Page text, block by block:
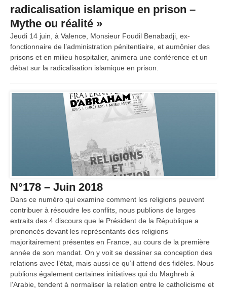
radicalisation islamique en prison –
Mythe ou réalité »
Jeudi 14 juin, à Valence, Monsieur Foudil Benabadji, ex-
fonctionnaire de l’administration pénitentiaire, et aumônier des
prisons et en milieu hospitalier, animera une conférence et un
débat sur la radicalisation islamique en prison.
N°178 – Juin 2018
Dans ce numéro qui examine comment les religions peuvent
contribuer à résoudre les conflits, nous publions de larges
extraits des 4 discours que le Président de la République a
prononcés devant les représentants des religions
majoritairement présentes en France, au cours de la première
année de son mandat. On y voit se dessiner sa conception des
relations avec l’état, mais aussi ce qu’il attend des fidèles. Nous
publions également certaines initiatives qui du Maghreb à
l’Arabie, tendent à normaliser la relation entre le catholicisme et